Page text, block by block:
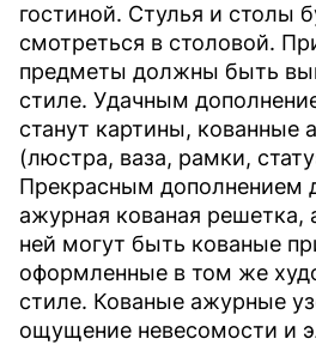
гостиной. Стулья и столы
смотреться в столовой.
предметы должны быть
стиле. Удачным
станут картины, кованные
(люстра, ваза, рамки,
Прекрасным дополнением
ажурная кованая решетка,
ней могут быть кованые
оформленные в том же
стиле. Кованые ажурные
ощущение невесомости и